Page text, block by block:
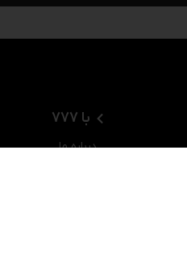
با 777
درباره ما